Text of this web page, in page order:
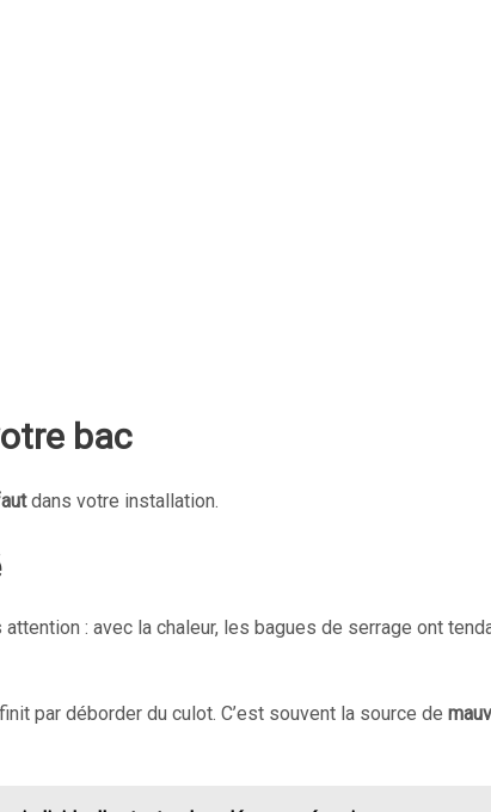
bac
dans votre installation.
attention : avec la chaleur, les bagues de serrage ont
par déborder du culot. C’est souvent la source de